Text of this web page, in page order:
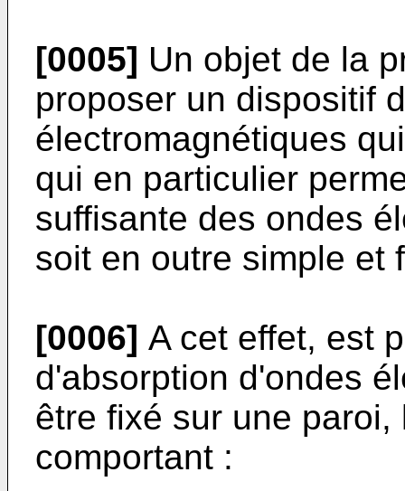
[0005] Un objet de la
proposer un dispositif
électromagnétiques
qui en particulier
suffisante des ondes
soit en outre simple et
[0006] A cet effet, est
d'absorption d'ondes
être fixé sur une
comportant :